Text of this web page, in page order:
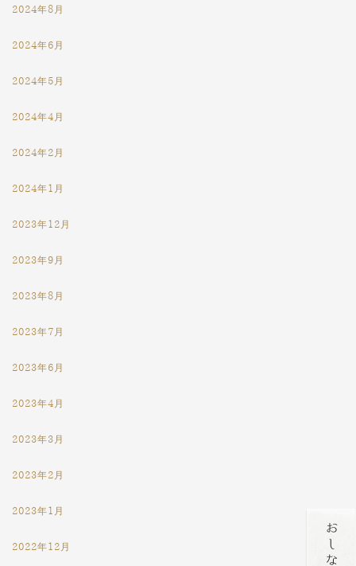
2024年8月
2024年6月
2024年5月
2024年4月
2024年2月
2024年1月
2023年12月
2023年9月
2023年8月
2023年7月
2023年6月
2023年4月
2023年3月
2023年2月
2023年1月
2022年12月